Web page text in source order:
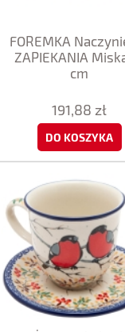
FOREMKA
ZAPIEKANIA
cm
191,88 zł
DO KOSZYKA